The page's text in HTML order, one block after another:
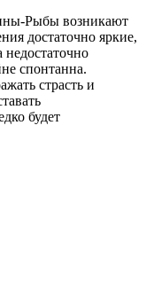
Рыбы возникают
достаточно яркие,
недостаточно
спонтанна.
страсть и
будет